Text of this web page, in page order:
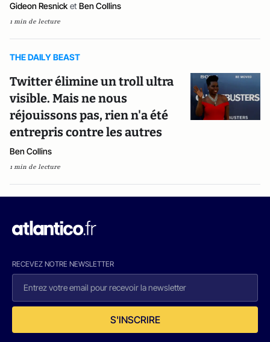
Gideon Resnick et Ben Collins
1 min de lecture
THE DAILY BEAST
Twitter élimine un troll ultra
visible. Mais ne nous
réjouissons pas, rien n'a été
entrepris contre les autres
Ben Collins
1 min de lecture
RECEVEZ NOTRE NEWSLETTER
S'INSCRIRE